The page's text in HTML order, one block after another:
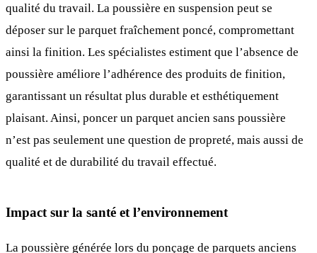
qualité du travail. La poussière en suspension peut se
déposer sur le parquet fraîchement poncé, compromettant
ainsi la finition. Les spécialistes estiment que l’absence de
poussière améliore l’adhérence des produits de finition,
garantissant un résultat plus durable et esthétiquement
plaisant. Ainsi, poncer un parquet ancien sans poussière
n’est pas seulement une question de propreté, mais aussi de
qualité et de durabilité du travail effectué.
Impact sur la santé et l’environnement
La poussière générée lors du ponçage de parquets anciens